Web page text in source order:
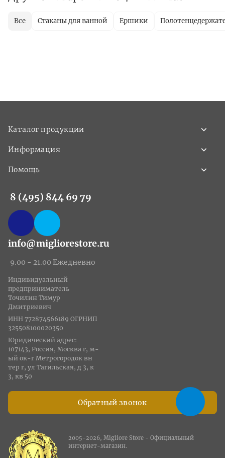
Все Стаканы для ванной Ершики
Каталог продукции
Информация
Помощь
8 (495) 844 69 79
info@migliorestore.ru
9.00 - 21.00 Ежедневно
Обратный звонок
Индивидуальный
предприниматель
Точилин Тимур
Дмитриевич
ИНН 772874566189 ОГРНИП
325508100020350
Юридический адрес:
107143, Россия, Москва г, м-
ый ок-г Метрогородок вн
тер г, ул Тагильская, д 3, к
3, кв 50
2005-2026, Migliore Store - Официальный
интернет-магазин.